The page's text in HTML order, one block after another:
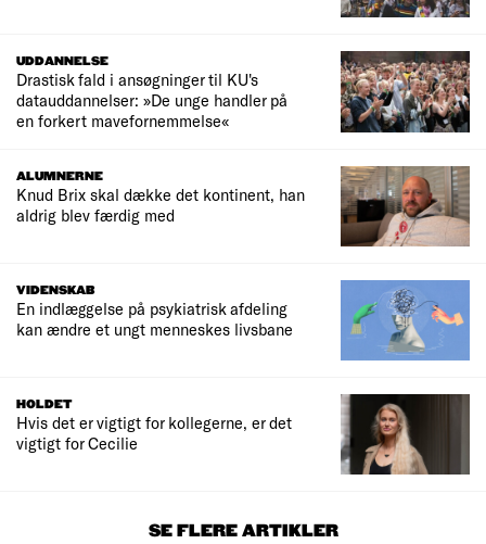
UDDANNELSE
Drastisk fald i ansøgninger til KU's
datauddannelser: »De unge handler på
en forkert mavefornemmelse«
ALUMNERNE
Knud Brix skal dække det kontinent, han
aldrig blev færdig med
VIDENSKAB
En indlæggelse på psykiatrisk afdeling
kan ændre et ungt menneskes livsbane
HOLDET
Hvis det er vigtigt for kollegerne, er det
vigtigt for Cecilie
SE FLERE ARTIKLER